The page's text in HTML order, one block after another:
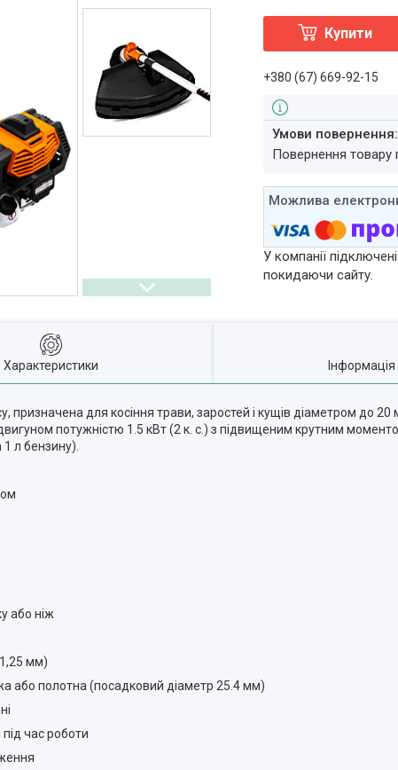
Купити
+380 (67) 669-92-15
повернення
У компанії
покидаючи сайту.
Характеристики
для косіння трави, заростей і кущів діаметром до 20
потужністю 1.5 кВт (2 к. с.) з підвищеним крутним
л бензину).
або ніж
мм)
або полотна (посадковий діаметр 25.4 мм)
час роботи